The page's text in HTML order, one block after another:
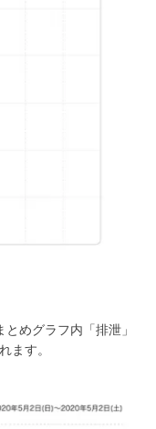
めグラフ内「排泄」
ます。